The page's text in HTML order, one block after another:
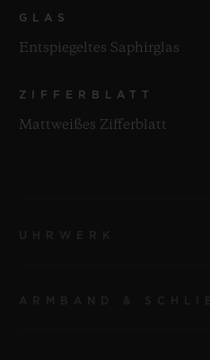
GLAS
Entspiegeltes Saphirglas
ZIFFERBLATT
Mattweißes Zifferblatt